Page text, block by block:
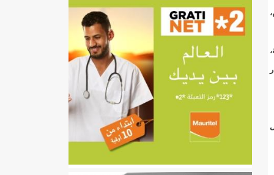
/إينشيري